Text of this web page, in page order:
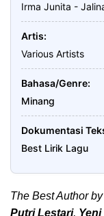
Irma Junita -
Artis
Various Artists
Bahasa/Genre
Minang
Dokumentasi
Best Lirik Lagu
The Best Author by
Putri Lestari,